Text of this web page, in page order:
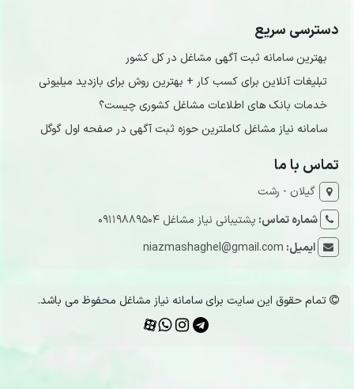
دسترسی سریع
بهترین سامانه ثبت آگهی مشاغل در کل کشور
تبلیغات آنلاین برای کسب کار + بهترین روش برای بازدید میلیونی
خدمات بانک های اطلاعات مشاغل کشوری چیست؟
سامانه نیاز مشاغل کاملترین حوزه ثبت آگهی در صفحه اول گوگل
تماس با ما
گیلان - رشت
شماره تماس: پشتیبانی نیاز مشاغل 09119889504
ایمیل: niazmashaghel@gmail.com
تمام حقوق این سایت برای سامانه نیاز مشاغل محفوظ می باشد.